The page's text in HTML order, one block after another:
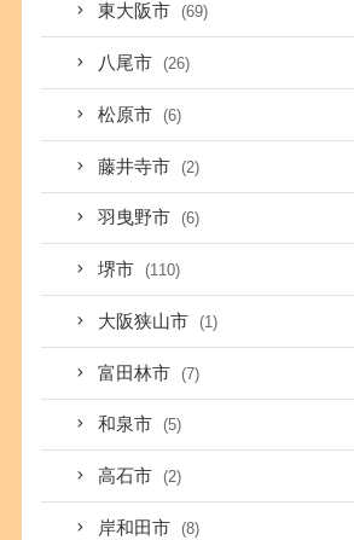
東大阪市 (69)
八尾市 (26)
松原市 (6)
藤井寺市 (2)
羽曳野市 (6)
堺市 (110)
大阪狭山市 (1)
富田林市 (7)
和泉市 (5)
高石市 (2)
岸和田市 (8)